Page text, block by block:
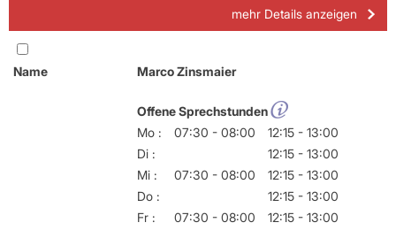
mehr Details anzeigen
Name Marco Zinsmaier
Offene Sprechstunden
Mo :
07:30 - 08:00
12:15 - 13:00
Di :
12:15 - 13:00
Mi :
07:30 - 08:00
12:15 - 13:00
Do :
12:15 - 13:00
Fr :
07:30 - 08:00 12:15 - 13:00